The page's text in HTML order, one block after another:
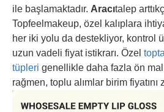
ile başlamaktadır. Aracıtalep
Topfeelmakeup, özel kalıplara
her iki yolu da destekliyor, kontrol
uzun vadeli fiyat istikrarı. Özel
tüpleri genellikle daha fazla ön
rağmen, toplu alımlar birim fiyatını